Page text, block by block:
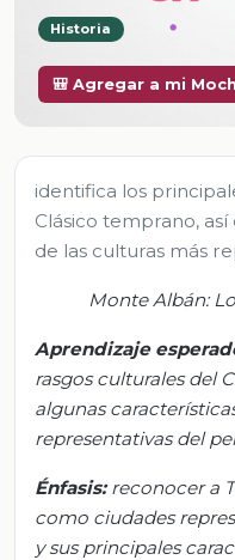
Historia
🎒 Agregar a mi
identifica los
Clásico temprano,
de las culturas más
Monte Albán:
Aprendizaje
rasgos culturales del
algunas
representativas del
Énfasis: reconocer a
como ciudades
y sus principales